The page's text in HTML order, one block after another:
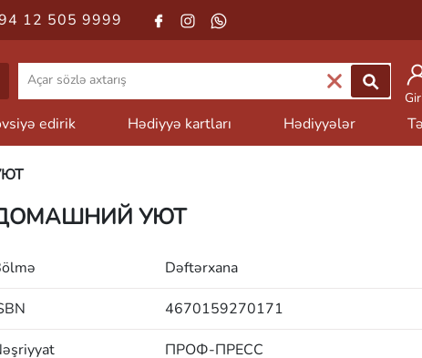
12 505 9999
edirik Hədiyyə kartları Hədiyyələr
УЮТ
Dəftərxana
4670159270171
ПРОФ-ПРЕСС